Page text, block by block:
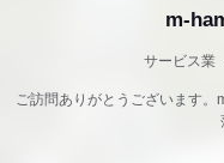
m-
サービス業
ご訪問ありがとうございます